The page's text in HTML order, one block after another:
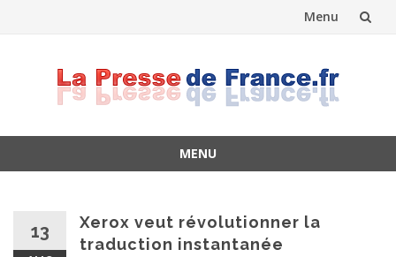
Menu
MENU
13
Xerox veut révolutionner la
traduction instantanée